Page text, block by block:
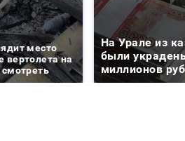
место
вертолета на
На Урале из
были
миллионов